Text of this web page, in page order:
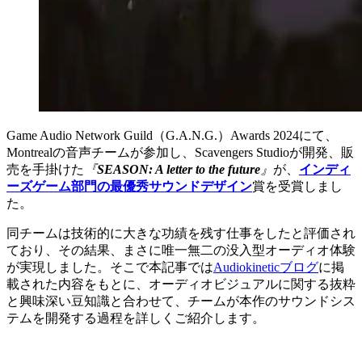
Game Audio Network Guild（G.A.N.G.）Awards 2024にて、
Montrealの音声チームが参加し、Scavengers Studioが開発、販
売を手掛けた
『SEASON: A letter to the future 』 が、 インディ
ーズゲーム部門の最優秀サウンドデザイン賞を受賞しまし
た。
同チームは技術的に大きな功績を残す仕事をしたと評価され
ており、その結果、まさに唯一無二の没入型オーディオ体験
が実現しました。そこで本記事ではAudiokineticブログに掲
載された内容をもとに、オーディオビジュアルに関する抜粋
と興味深い豆知識と合わせて、チームが本作のサウンドシス
テムを開発する過程を詳しくご紹介します。